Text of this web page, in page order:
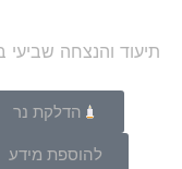
הדלקת נר
להוספת מידע